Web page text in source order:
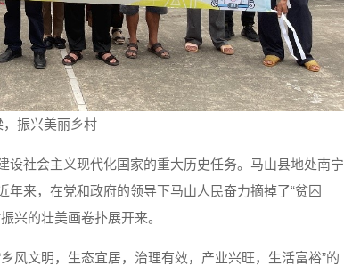
振兴美丽乡村
社会主义现代化国家的重大历史任务。马山县地处南宁
来，在党和政府的领导下马山人民奋力摘掉了“贫困
兴的壮美画卷扑展开来。
风文明，生态宜居，治理有效，产业兴旺，生活富裕”的